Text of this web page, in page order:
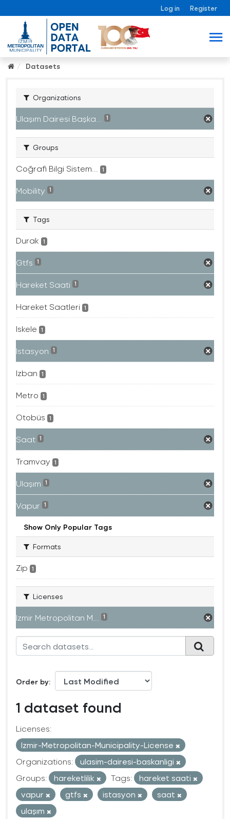
Log in Register
Datasets
Organizations
Ulaşım Dairesi Başka... 1
Groups
Coğrafi Bilgi Sistem... 1
Mobility 1
Tags
Durak 1
Gtfs 1
Hareket Saati 1
Hareket Saatleri 1
Iskele 1
Istasyon 1
Izban 1
Metro 1
Otobüs 1
Saat 1
Tramvay 1
Ulaşım 1
Vapur 1
Show Only Popular Tags
Formats
Zip 1
Licenses
Izmir Metropolitan M... 1
Order by
1 dataset found
Licenses:
Izmir-Metropolitan-Municipality-License
Organizations:
ulasim-dairesi-baskanligi
Groups:
hareketlilik Tags:
hareket saati
vapur
gtfs istasyon
saat
ulaşım